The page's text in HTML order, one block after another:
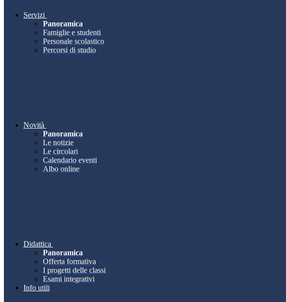
Servizi
Panoramica
Famiglie e studenti
Personale scolastico
Percorsi di studio
Novità
Panoramica
Le notizie
Le circolari
Calendario eventi
Albo online
Didattica
Panoramica
Offerta formativa
I progetti delle classi
Esami integrativi
Info utili